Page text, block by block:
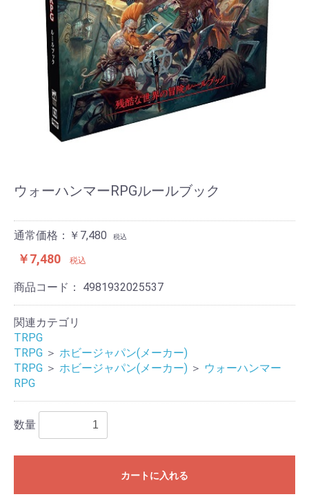
ウォーハンマーRPGルールブック
通常価格：￥7,480 税込
￥7,480 税込
商品コード： 4981932025537
関連カテゴリ
TRPG
TRPG ＞ ホビージャパン(メーカー)
TRPG ＞ ホビージャパン(メーカー) ＞ ウォーハンマー
RPG
数量
カートに入れる